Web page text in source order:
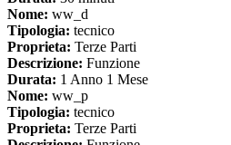
Nome: ww_d
Tipologia: tecnico
Proprieta: Terze Parti
Descrizione: Funzione
Durata: 1 Anno 1 Mese
Nome: ww_p
Tipologia: tecnico
Proprieta: Terze Parti